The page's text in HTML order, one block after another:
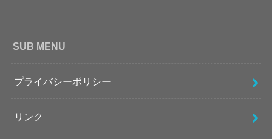
SUB MENU
プライバシーポリシー
リンク